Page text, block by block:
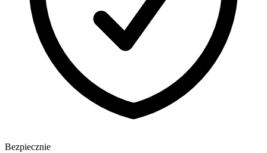
Bezpiecznie